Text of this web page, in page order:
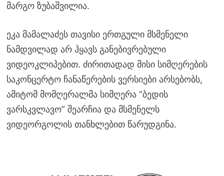
მარგო ზუბაშვილია.
ეკა მამალაძეს თავისი ერთგული მსმენელი
ნამდვილად არ ჰყავს განებივრებული
ვიდეოკლიპებით. ძირითადად მისი სიმღერების
საკონცერტო ჩანაწერების ვერსიები არსებობს,
ამიტომ მომღერალმა სიმღერა “ბედის
ვარსკვლავო” შეარჩია და მსმენელს
ვიდეორგოლის თანხლებით წარუდგინა.